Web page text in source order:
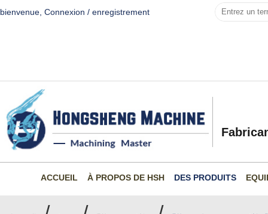
bienvenue, Connexion / enregistrement
ACCUEIL À PROPOS DE HSH DES PRODUITS